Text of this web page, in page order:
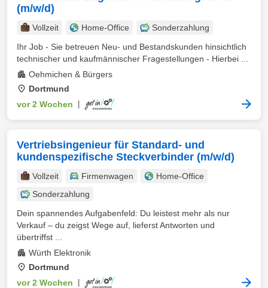
(m/w/d)
Vollzeit Home-Office
Sonderzahlung
Ihr Job - Sie betreuen Neu- und Bestandskunden hinsichtlich
technischer und kaufmännischer Fragestellungen - Hierbei ...
Oehmichen & Bürgers
Dortmund
vor 2 Wochen
Vertriebsingenieur für Standard- und
kundenspezifische Steckverbinder (m/w/d)
Vollzeit Firmenwagen
Home-Office
Sonderzahlung
Dein spannendes Aufgabenfeld: Du leistest mehr als nur
Verkauf – du zeigst Wege auf, lieferst Antworten und
übertriffst ...
Würth Elektronik
Dortmund
vor 2 Wochen